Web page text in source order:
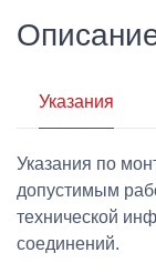
Указания
Указания по
допустимым
технической
соединений.